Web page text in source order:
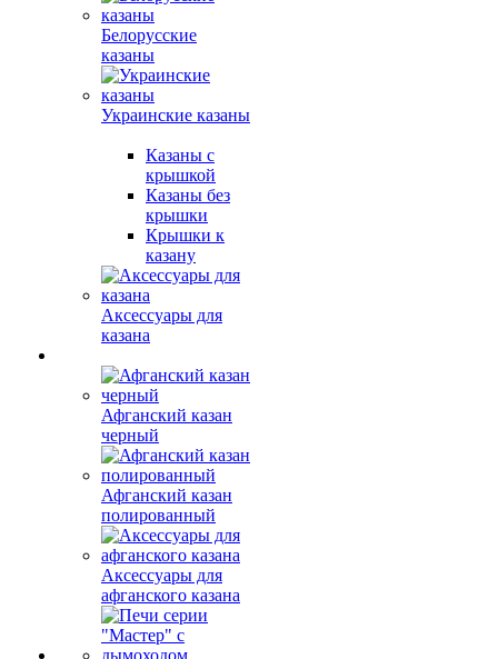
Белорусские
казаны
Украинские казаны
Казаны с
крышкой
Казаны без
крышки
Крышки к
казану
Аксессуары для
казана
Афганский казан
черный
Афганский казан
полированный
Аксессуары для
афганского казана